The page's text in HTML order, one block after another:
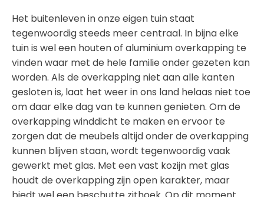
Het buitenleven in onze eigen tuin staat
tegenwoordig steeds meer centraal. In bijna elke
tuin is wel een houten of aluminium overkapping te
vinden waar met de hele familie onder gezeten kan
worden. Als de overkapping niet aan alle kanten
gesloten is, laat het weer in ons land helaas niet toe
om daar elke dag van te kunnen genieten. Om de
overkapping winddicht te maken en ervoor te
zorgen dat de meubels altijd onder de overkapping
kunnen blijven staan, wordt tegenwoordig vaak
gewerkt met glas. Met een vast kozijn met glas
houdt de overkapping zijn open karakter, maar